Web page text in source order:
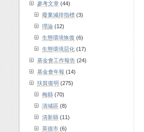
參考文章 (44)
廢棄減排指標 (3)
理論 (12)
生態環境恢復 (6)
生態環境惡化 (17)
基金會工作報告 (24)
基金會年報 (14)
扶貧復明 (275)
梅縣 (70)
清城區 (8)
清新縣 (11)
英德市 (6)